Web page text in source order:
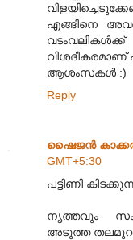
എങ്ങിനെ
വിശദീകരമാണ്
ആശംസകള്‍ :)
Reply
ഷൈജൻ
GMT+5:30
പട്ടിണി
നൃത്തവും
അടുത്ത